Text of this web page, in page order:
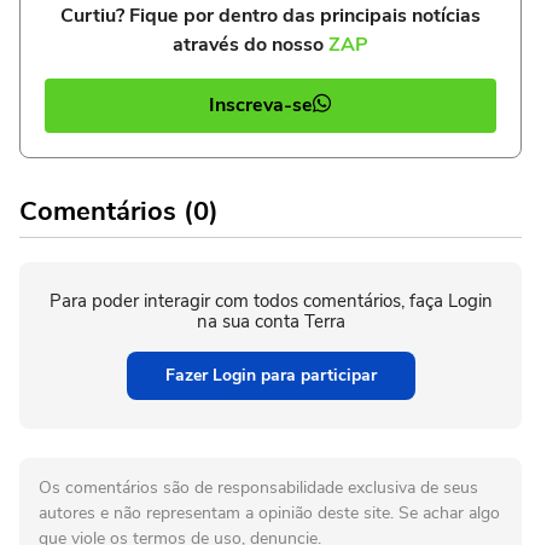
Curtiu? Fique por dentro das principais notícias
através do nossoZAP
Inscreva-se
Comentários (0)
Para poder interagir com todos comentários, faça Login
na sua conta Terra
Fazer Login para participar
Os comentários são de responsabilidade exclusiva de seus
autores e não representam a opinião deste site. Se achar algo
que viole os termos de uso, denuncie.